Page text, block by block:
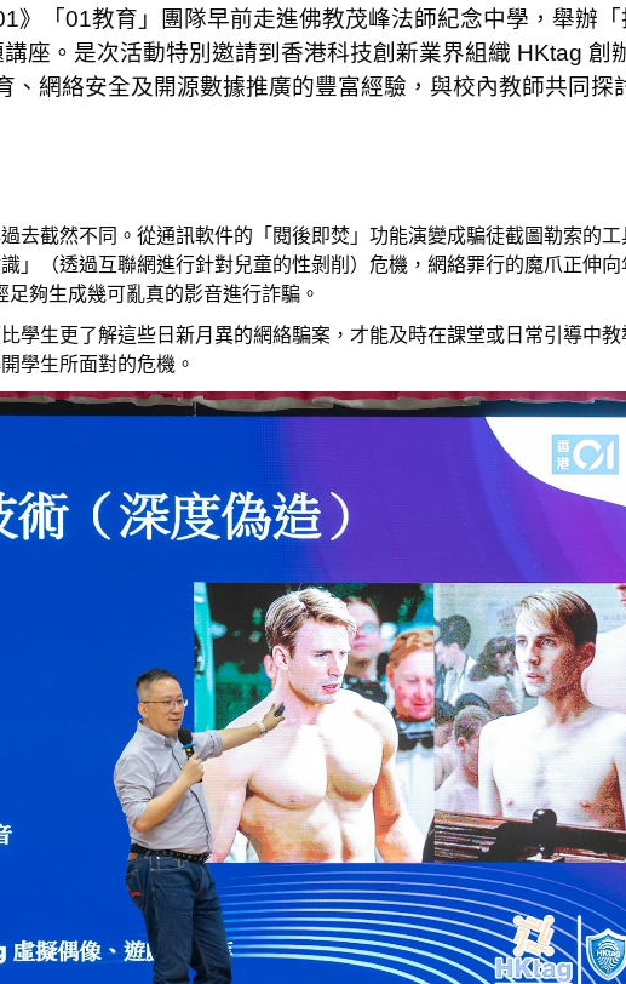
》「01教育」團隊早前走進佛教茂峰法師紀念中學，舉辦
座。是次活動特別邀請到香港科技創新業界組織 HKtag 創
網絡安全及開源數據推廣的豐富經驗，與校內教師共同探
去截然不同。從通訊軟件的「閱後即焚」功能演變成騙徒截圖勒索的
」（透過互聯網進行針對兒童的性剝削）危機，網絡罪行的魔爪正伸向
夠生成幾可亂真的影音進行詐騙。
學生更了解這些日新月異的網絡騙案，才能及時在課堂或日常引導中教
學生所面對的危機。